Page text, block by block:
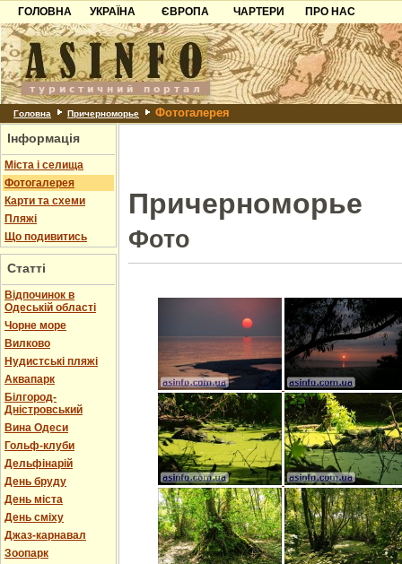
ГОЛОВНА
УКРАЇНА
Карпати
Азов
Причорноморря
Шацьк
ЄВРОПА
Чорногорія
Хорватія
Болгарія
Албанія
ЧАРТЕРИ
ПРО НАС
Контакти
Партнерам
Додати готель
Головна Причерноморье Фотогалерея
Інформація
Міста і селища
Фотогалерея
Карти та схеми
Пляжі
Що подивитись
Статті
Відпочинок в
Одеській області
Чорне море
Вилково
Нудистські пляжі
Аквапарк
Білгород-
Дністровський
Вина Одеси
Гольф-клуби
Дельфінарій
День бруду
День міста
День сміху
Джаз-карнавал
Зоопарк
Причерноморье
Фото